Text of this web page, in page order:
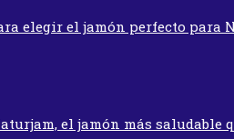
elegir el jamón perfecto para
el jamón más saludable